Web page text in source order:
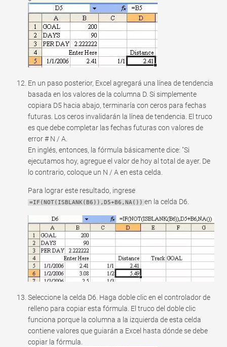
En un paso posterior, Excel agregará una línea de tendencia
basada en los valores de la columna D. Si simplemente
copiara D5 hacia abajo, terminaría con ceros para fechas
futuras. Los ceros invalidarán la línea de tendencia. El truco
es que debe completar las fechas futuras con valores de
error # N / A.
En inglés, entonces, la fórmula básicamente dice: "Si
ejecutamos hoy, agregue el valor de hoy al total de ayer. De
lo contrario, coloque un N / A en esta celda.
Para lograr este resultado, ingrese
=IF(NOT(ISBLANK(B6)),D5+B6,NA()) en la celda D6.
Seleccione la celda D6. Haga doble clic en el controlador de
relleno para copiar esta fórmula. El truco del doble clic
funciona porque la columna a la izquierda de esta celda
contiene valores que guiarán a Excel hasta dónde se debe
copiar la fórmula.